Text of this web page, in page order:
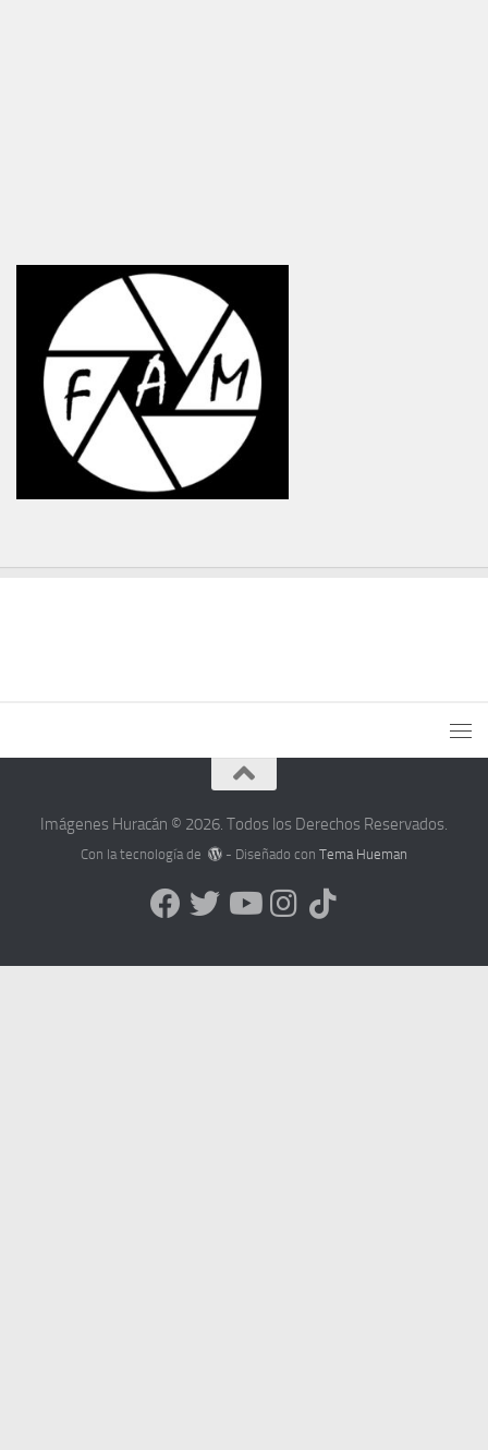
Imágenes Huracán © 2026. Todos los Derechos Reservados.
Con la tecnología de - Diseñado conTema Hueman